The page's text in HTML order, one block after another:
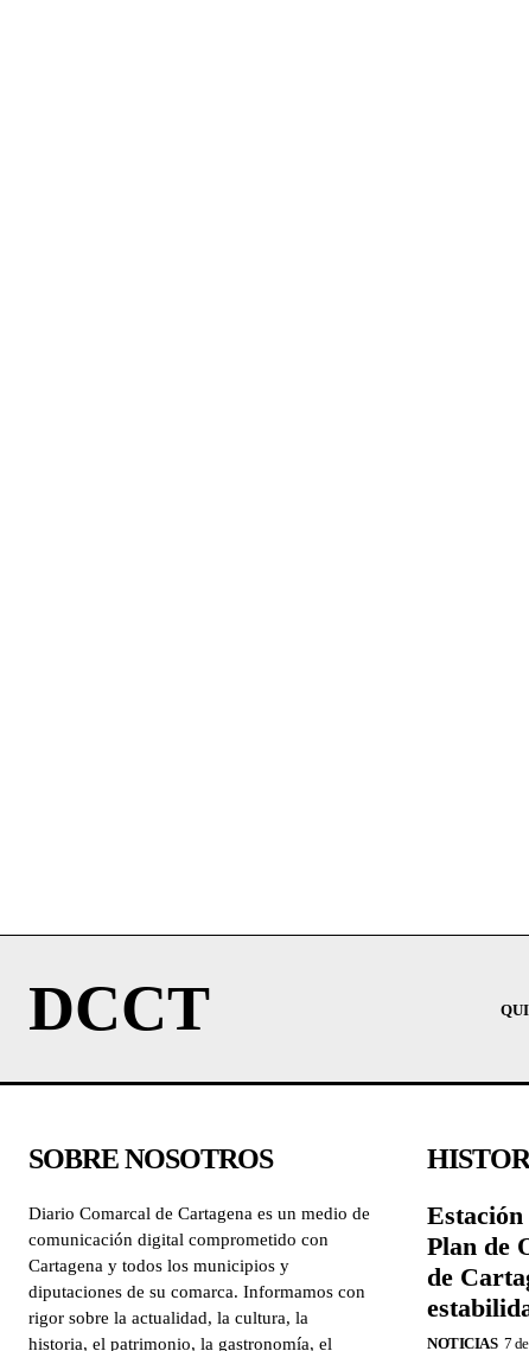
DCCT
SOBRE NOSOTROS
Diario Comarcal de Cartagena es un medio de
comunicación digital comprometido con
Cartagena y todos los municipios y
diputaciones de su comarca. Informamos con
rigor sobre la actualidad, la cultura, la
historia, el patrimonio, la gastronomía, el
Plan de
de
NOTICIAS 7